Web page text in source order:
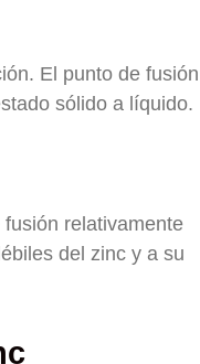
El punto de fusión
sólido a líquido.
relativamente
del zinc y a su